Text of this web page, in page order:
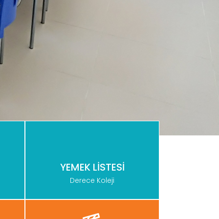
YEMEK LİSTESİ
Derece Koleji